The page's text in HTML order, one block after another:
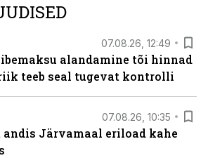
07.08.26, 12:49
alandamine tõi hinnad
teeb seal tugevat kontrolli
07.08.26, 10:35
Järvamaal eriload kahe